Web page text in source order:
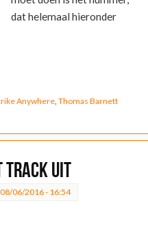
dat helemaal hieronder
Anywhere, Thomas Barnett
track uit
08/06/2016 - 16:54